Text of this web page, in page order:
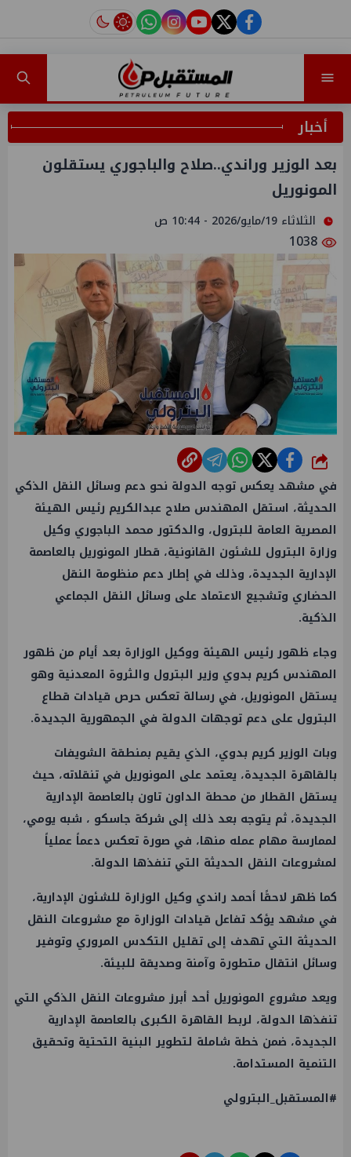
facebook
twitter
youtube
instagram
tiktok
أخبار
بعد الوزير وراندي..صلاح والباجوري يستقلون
المونوريل
الثلاثاء 19/مايو/2026 - 10:44 ص
شارك
في مشهد يعكس توجه الدولة نحو دعم وسائل النقل الذكي
الحديثة، استقل المهندس صلاح عبدالكريم رئيس الهيئة
المصرية العامة للبترول، والدكتور محمد الباجوري وكيل
وزارة البترول للشئون القانونية، قطار المونوريل بالعاصمة
الإدارية الجديدة، وذلك في إطار دعم منظومة النقل
الحضاري وتشجيع الاعتماد على وسائل النقل الجماعي
الذكية.
وجاء ظهور رئيس الهيئة ووكيل الوزارة بعد أيام من ظهور
المهندس كريم بدوي وزير البترول والثروة المعدنية وهو
يستقل المونوريل، في رسالة تعكس حرص قيادات قطاع
البترول على دعم توجهات الدولة في الجمهورية الجديدة.
وبات الوزير كريم بدوي، الذي يقيم بمنطقة الشويفات
بالقاهرة الجديدة، يعتمد على المونوريل في تنقلاته، حيث
يستقل القطار من محطة الداون تاون بالعاصمة الإدارية
الجديدة، ثم يتوجه بعد ذلك إلى شركة جاسكو ، شبه يومي،
لممارسة مهام عمله منها، في صورة تعكس دعماً عملياً
لمشروعات النقل الحديثة التي تنفذها الدولة.
كما ظهر لاحقًا أحمد راندي وكيل الوزارة للشئون الإدارية،
في مشهد يؤكد تفاعل قيادات الوزارة مع مشروعات النقل
الحديثة التي تهدف إلى تقليل التكدس المروري وتوفير
وسائل انتقال متطورة وآمنة وصديقة للبيئة.
ويعد مشروع المونوريل أحد أبرز مشروعات النقل الذكي التي
تنفذها الدولة، لربط القاهرة الكبرى بالعاصمة الإدارية
الجديدة، ضمن خطة شاملة لتطوير البنية التحتية وتحقيق
التنمية المستدامة.
#المستقبل_البترولي